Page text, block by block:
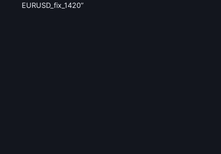
EURUSD_fix_1420”